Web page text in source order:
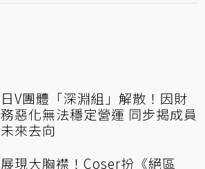
日V團體「深淵組」解散！因財
務惡化無法穩定營運 同步揭成員
未來去向
展現大胸襟！Coser扮《絕區